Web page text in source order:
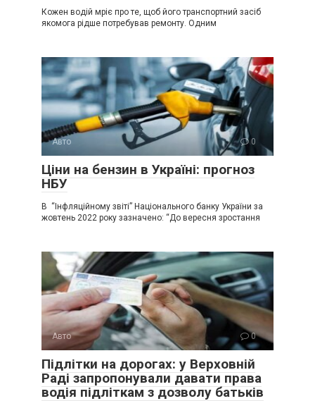
Кожен водій мріє про те, щоб його транспортний засіб
якомога рідше потребував ремонту. Одним
Авто 0
Ціни на бензин в Україні: прогноз
НБУ
В “Інфляційному звіті” Національного банку України за
жовтень 2022 року зазначено: “До вересня зростання
Авто 0
Підлітки на дорогах: у Верховній
Раді запропонували давати права
водія підліткам з дозволу батьків